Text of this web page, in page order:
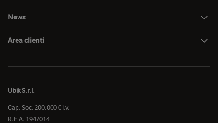
News
Area clienti
Ubik S.r.l.
Cap. Soc. 200.000 € i.v.
R.E.A. 1947014